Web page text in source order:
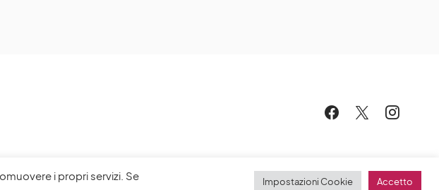
i propri servizi. Se
Impostazioni Cookie Accetto